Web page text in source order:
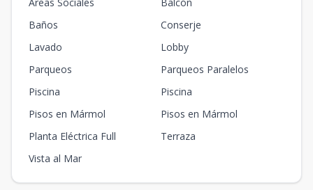
Baños
Conserje
Lavado
Lobby
Parqueos
Parqueos Paralelos
Piscina
Piscina
Pisos en Mármol
Pisos en Mármol
Planta Eléctrica Full
Terraza
Vista al Mar